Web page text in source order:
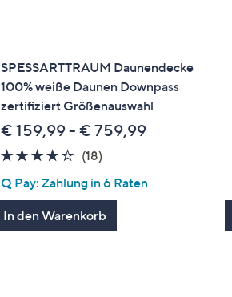
SPESSARTTRAUM Daunendecke
100% weiße Daunen Downpass
zertifiziert Größenauswahl
€ 159,99 - € 759,99
4.2
5
(18)
Q Pay: Zahlung in 6 Raten
In den Warenkorb